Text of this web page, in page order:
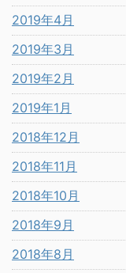
2019年4月
2019年3月
2019年2月
2019年1月
2018年12月
2018年11月
2018年10月
2018年9月
2018年8月